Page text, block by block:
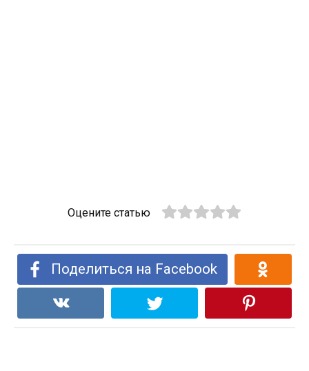
Оцените статью
Поделиться на Facebook